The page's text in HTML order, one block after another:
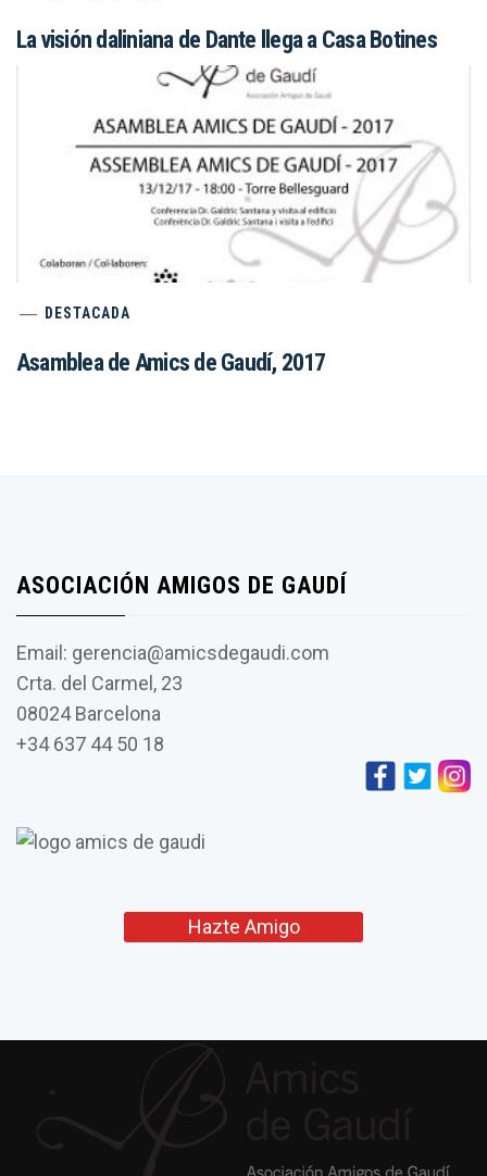
La visión daliniana de Dante llega a Casa Botines
DESTACADA
Asamblea de Amics de Gaudí, 2017
ASOCIACIÓN AMIGOS DE GAUDÍ
Email: gerencia@amicsdegaudi.com
Crta. del Carmel, 23
08024 Barcelona
+34 637 44 50 18
Hazte Amigo